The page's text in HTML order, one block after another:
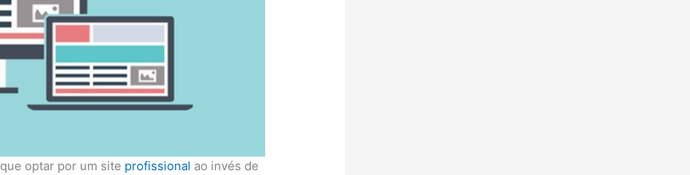
optar por um site profissional ao invés de